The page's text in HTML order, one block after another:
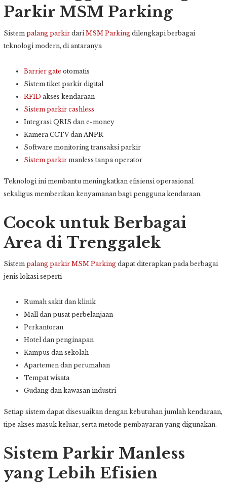
Parkir MSM Parking
Sistem palang parkir dariMSM Parking dilengkapi berbagai
teknologi modern, di antaranya
Barrier gate otomatis
Sistem tiket parkir digital
RFID akses kendaraan
Sistem parkir cashless
Integrasi QRIS dan e-money
Kamera CCTV dan ANPR
Software monitoring transaksi parkir
Sistem parkir manless tanpa operator
Teknologi ini membantu meningkatkan efisiensi operasional
sekaligus memberikan kenyamanan bagi pengguna kendaraan.
Cocok untuk Berbagai
Area di Trenggalek
Sistem palang parkir MSM Parking dapat diterapkan pada berbagai
jenis lokasi seperti
Rumah sakit dan klinik
Mall dan pusat perbelanjaan
Perkantoran
Hotel dan penginapan
Kampus dan sekolah
Apartemen dan perumahan
Tempat wisata
Gudang dan kawasan industri
Setiap sistem dapat disesuaikan dengan kebutuhan jumlah kendaraan,
tipe akses masuk keluar, serta metode pembayaran yang digunakan.
Sistem Parkir Manless
yang Lebih Efisien